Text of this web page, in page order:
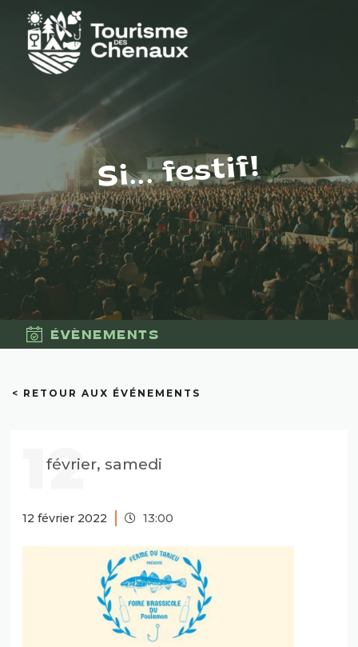
Si... festif!
ÉVÈNEMENTS
< RETOUR AUX ÉVÉNEMENTS
12
février, samedi
12 février 2022 13:00